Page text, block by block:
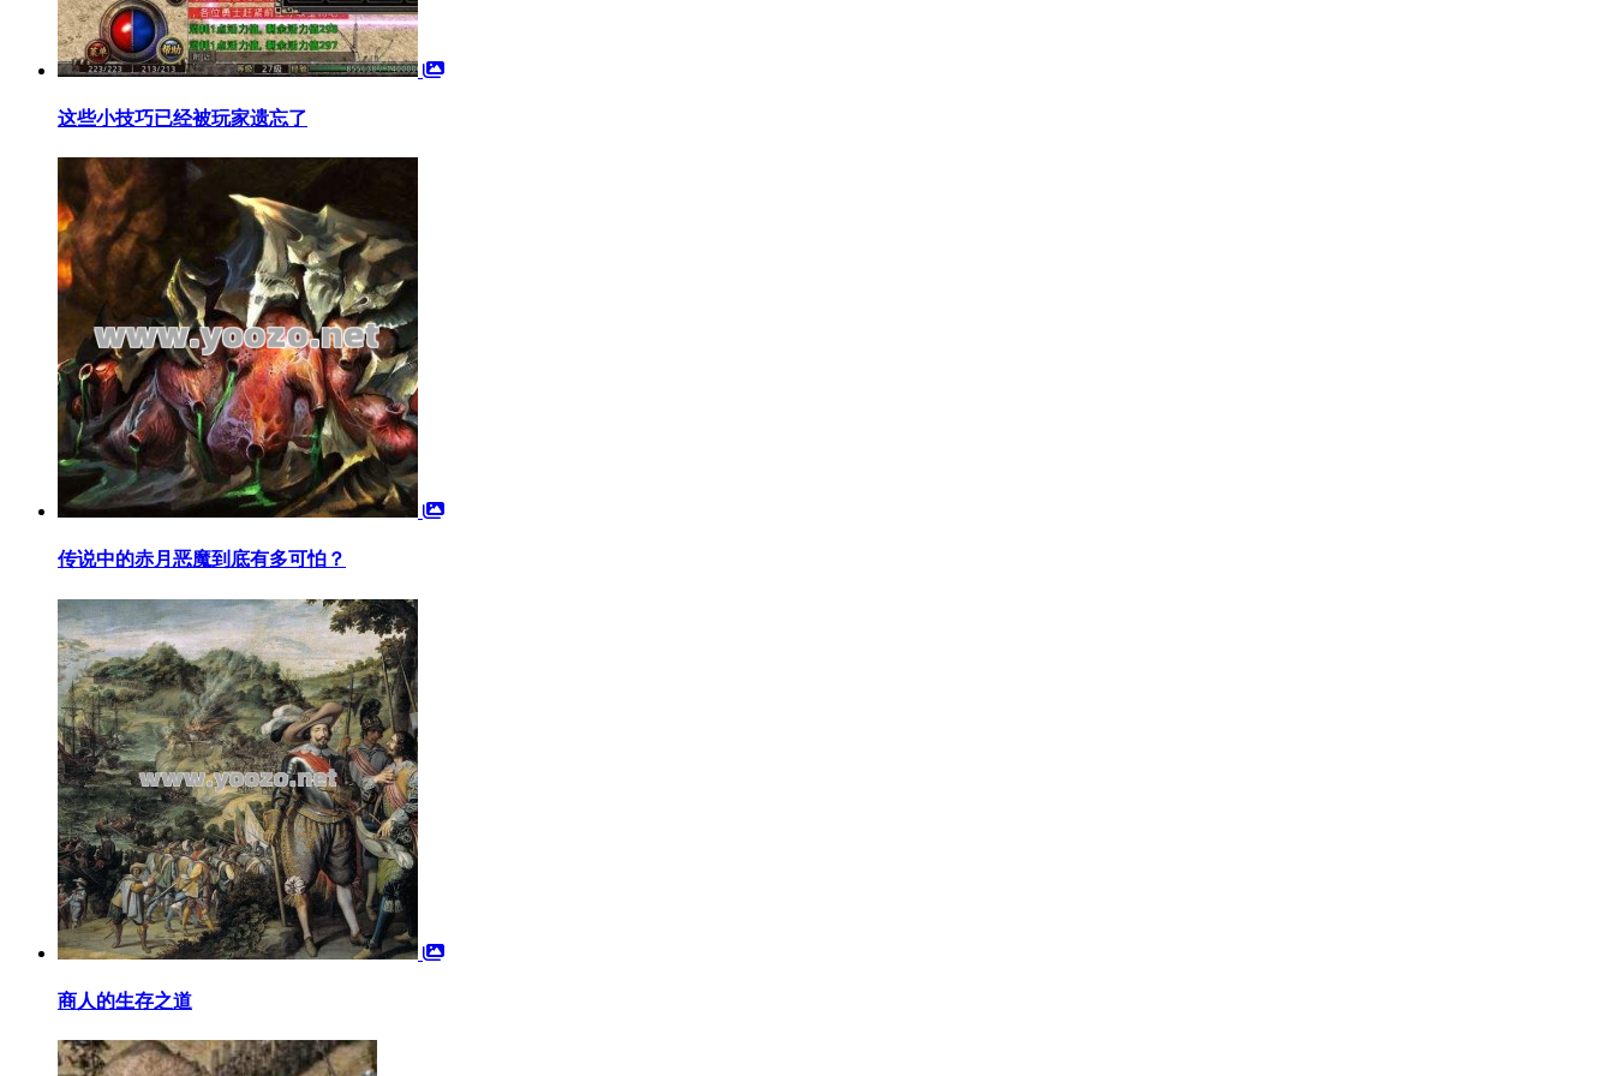
这些小技巧已经被玩家遗忘了
传说中的赤月恶魔到底有多可怕？
商人的生存之道